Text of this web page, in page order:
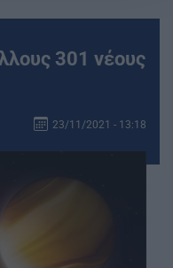
301 νέους
23/11/2021 - 13:18